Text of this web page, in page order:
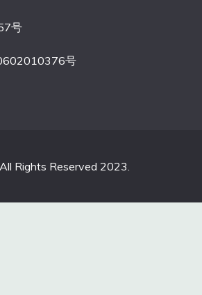
号
号
Rights Reserved 2023.